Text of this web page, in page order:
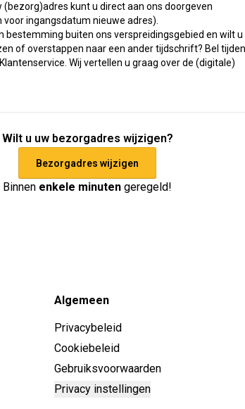
(bezorg)adres kunt u direct aan ons doorgeven
ingangsdatum nieuwe adres).
bestemming buiten ons verspreidingsgebied en wilt u
of overstappen naar een ander tijdschrift? Bel
Wij vertellen u graag over de (digitale)
Wilt u uw bezorgadres wijzigen?
Bezorgadres wijzigen
Binnen enkele minuten geregeld!
Algemeen
Privacybeleid
Cookiebeleid
Gebruiksvoorwaarden
Privacy instellingen